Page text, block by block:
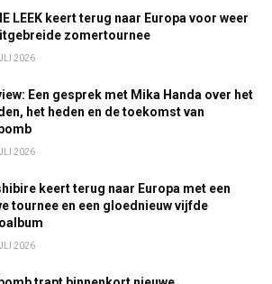
LEEK keert terug naar Europa voor weer
zomertournee
2026
Een gesprek met Mika Handa over het
het heden en de toekomst van
2026
keert terug naar Europa met een
tournee en een gloednieuw vijfde
2026